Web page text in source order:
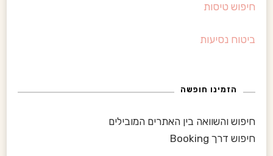
ש
חיפוש טיסות
ביטוח נסיעות
הזמינו חופשה
חיפוש והשוואה בין האתרים המובילים
חיפוש דרך Booking